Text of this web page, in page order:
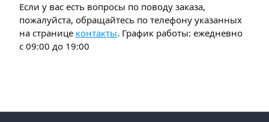
Если у вас есть вопросы по поводу заказа,
пожалуйста, обращайтесь по телефону указанных
на странице контакты. График работы: ежедневно
с 09:00 до 19:00